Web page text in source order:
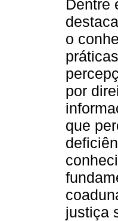
Dentre
o
por
que
justiça